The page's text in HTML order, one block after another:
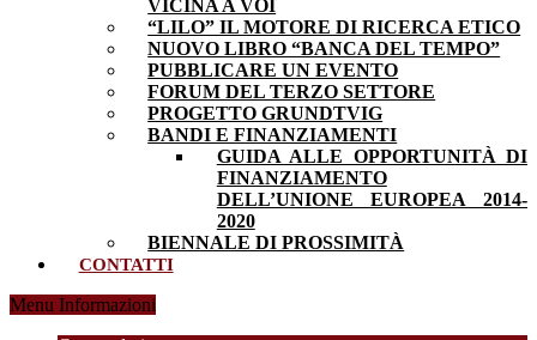
VICINA A VOI
“LILO” IL MOTORE DI RICERCA ETICO
NUOVO LIBRO “BANCA DEL TEMPO”
PUBBLICARE UN EVENTO
FORUM DEL TERZO SETTORE
PROGETTO GRUNDTVIG
BANDI E FINANZIAMENTI
GUIDA ALLE OPPORTUNITÀ DI
FINANZIAMENTO
DELL’UNIONE EUROPEA 2014-
2020
BIENNALE DI PROSSIMITÀ
CONTATTI
Menu Informazioni